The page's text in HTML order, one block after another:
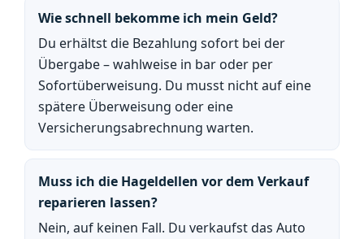
Wie schnell bekomme ich mein Geld?
Du erhältst die Bezahlung sofort bei der
Übergabe – wahlweise in bar oder per
Sofortüberweisung. Du musst nicht auf eine
spätere Überweisung oder eine
Versicherungsabrechnung warten.
Muss ich die Hageldellen vor dem Verkauf
reparieren lassen?
Nein, auf keinen Fall. Du verkaufst das Auto